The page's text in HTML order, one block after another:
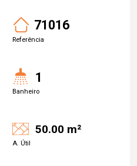
71016
Referência
1
Banheiro
50.00 m²
A. Útil